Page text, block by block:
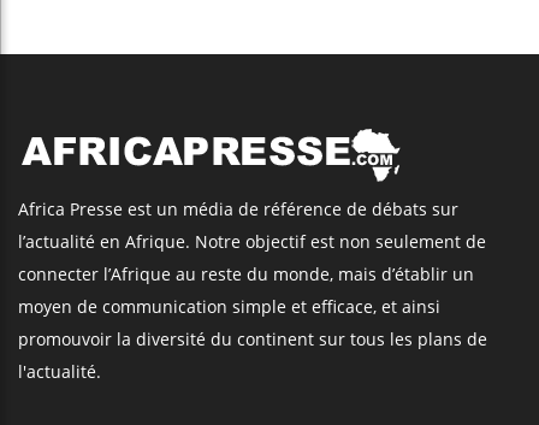
Africa Presse est un média de référence de débats sur
l’actualité en Afrique. Notre objectif est non seulement de
connecter l’Afrique au reste du monde, mais d’établir un
moyen de communication simple et efficace, et ainsi
promouvoir la diversité du continent sur tous les plans de
l'actualité.